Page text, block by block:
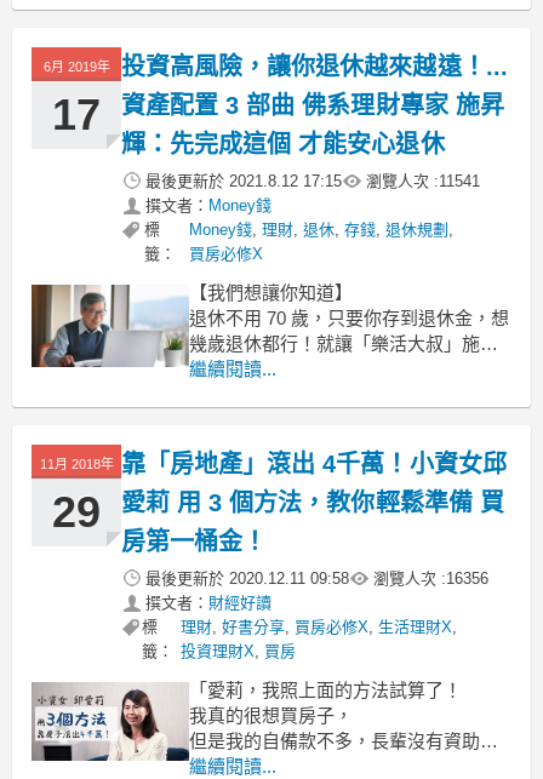
一樣的獨特見解！看看他怎麼說。
文 / 施昇輝
這堂課，我必須從
6月 2019年
17
投資高風險，讓你退休越來越遠！...
資產配置 3 部曲 佛系理財專家 施昇
輝：先完成這個 才能安心退休
最後更新於 2021.8.12 17:15 瀏覽人次 :11541
撰文者： Money錢
標
籤：
Money錢, 理財, 退休, 存錢, 退休規劃 ,
買房必修X
【我們想讓你知道】
退休不用 70 歲，只要你存到退休金，想
幾歲退休都行！就讓「樂活大叔」施昇
輝教你如何提早規畫退休金。想退休，
穩退休沒煩惱！
文 / Money錢
青春即是最好的資本，若能在年
繼續閱讀...
11月 2018年
29
靠「房地產」滾出 4千萬！小資女邱
愛莉 用 3 個方法，教你輕鬆準備 買
房第一桶金！
最後更新於 2020.12.11 09:58 瀏覽人次 :16356
撰文者： 財經好讀
標
籤：
理財,好書分享, 買房必修X,生活理財X,
投資理財X, 買房
「愛莉，我照上面的方法試算了！
我真的很想買房子，
但是我的自備款不多，長輩沒有資助，
目前付的租金拿來繳貸款利息綽綽有
繼續閱讀...